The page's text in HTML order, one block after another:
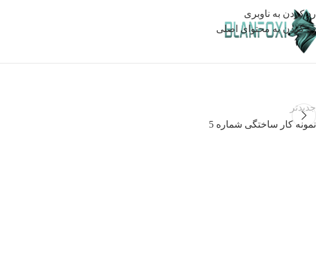
رد کردن به ناوبری
رد کردن به محتوای اصلی
جدیدتر
نمونه کار ساختگی شماره 5